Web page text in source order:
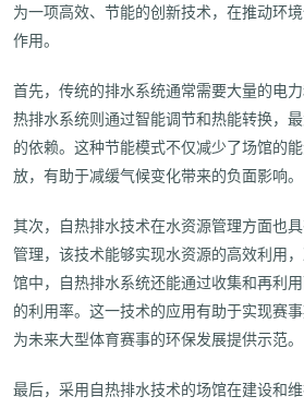
为一项高效、节能的创新技术，在推动环
作用。
首先，传统的排水系统通常需要大量的电
热排水系统则通过智能调节和热能转换，
的依赖。这种节能模式不仅减少了场馆的
放，有助于减缓气候变化带来的负面影响。
其次，自热排水技术在水资源管理方面也
管理，该技术能够实现水资源的高效利用
馆中，自热排水系统还能通过收集和再利
的利用率。这一技术的应用有助于实现赛
为未来大型体育赛事的环保发展提供示范。
最后，采用自热排水技术的场馆在建设和